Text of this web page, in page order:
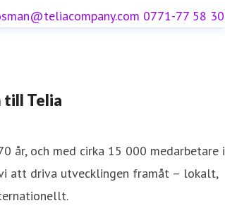
0771-77 58 30
till Telia
år, och med cirka 15 000 medarbetare i
att driva utvecklingen framåt – lokalt,